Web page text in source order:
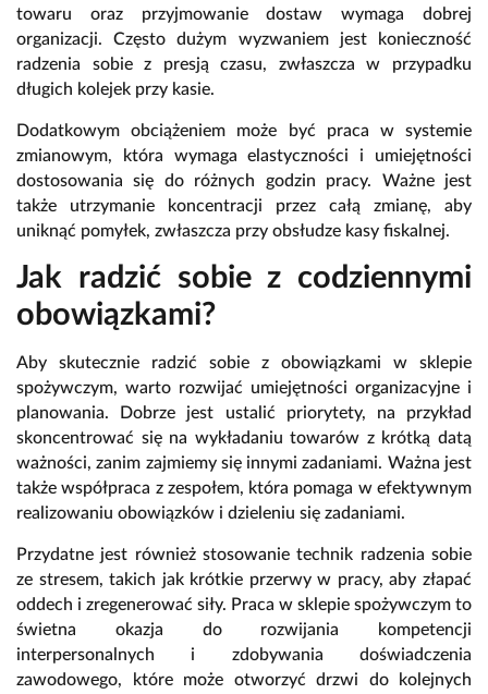
towaru oraz przyjmowanie dostaw wymaga dobrej
organizacji. Często dużym wyzwaniem jest konieczność
radzenia sobie z presją czasu, zwłaszcza w przypadku
długich kolejek przy kasie.
Dodatkowym obciążeniem może być praca w systemie
zmianowym, która wymaga elastyczności i umiejętności
dostosowania się do różnych godzin pracy. Ważne jest
także utrzymanie koncentracji przez całą zmianę, aby
uniknąć pomyłek, zwłaszcza przy obsłudze kasy fiskalnej.
Jak radzić sobie z codziennymi
obowiązkami?
Aby skutecznie radzić sobie z obowiązkami w sklepie
spożywczym, warto rozwijać umiejętności organizacyjne i
planowania. Dobrze jest ustalić priorytety, na przykład
skoncentrować się na wykładaniu towarów z krótką datą
ważności, zanim zajmiemy się innymi zadaniami. Ważna jest
także współpraca z zespołem, która pomaga w efektywnym
realizowaniu obowiązków i dzieleniu się zadaniami.
Przydatne jest również stosowanie technik radzenia sobie
ze stresem, takich jak krótkie przerwy w pracy, aby złapać
oddech i zregenerować siły. Praca w sklepie spożywczym to
świetna okazja do rozwijania kompetencji
interpersonalnych i zdobywania doświadczenia
zawodowego, które może otworzyć drzwi do kolejnych